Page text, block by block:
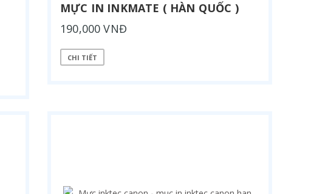
MỰC IN INKMATE ( HÀN QUỐC )
190,000 VNĐ
CHI TIẾT